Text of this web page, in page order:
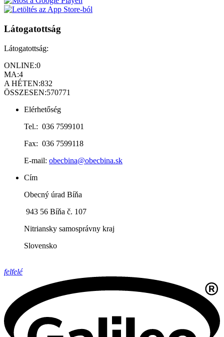
Látogatottság
Látogatottság:
ONLINE:0
MA:4
A HÉTEN:832
ÖSSZESEN:570771
Elérhetőség
Tel.: 036 7599101
Fax: 036 7599118
E-mail: obecbina@obecbina.sk
Cím
Obecný úrad Bíňa
943 56 Bíňa č. 107
Nitriansky samosprávny kraj
Slovensko
felfelé